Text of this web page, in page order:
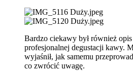
Bardzo ciekawy był również
profesjonalnej degustacji kawy.
wyjaśnił, jak samemu
co zwrócić uwagę.